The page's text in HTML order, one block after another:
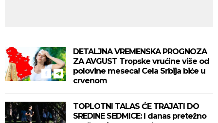
DETALJNA VREMENSKA PROGNOZA
ZA AVGUST Tropske vrućine više od
polovine meseca! Cela Srbija biće u
crvenom
TOPLOTNI TALAS ĆE TRAJATI DO
SREDINE SEDMICE: I danas pretežno